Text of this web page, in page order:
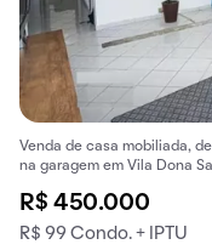
Venda de casa mobiliada,
na garagem em Vila Dona
R$ 450.000
R$ 99 Condo. + IPTU